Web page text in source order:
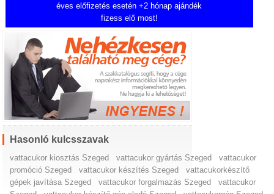
éves előfizetés esetén +2 hónap ajándék
fizess elő most!
Hasonló kulcsszavak
vattacukor kiosztás Szeged vattacukor gyártás Szeged
vattacukor
promóció Szeged
vattacukor készítés Szeged
vattacukorkészítő
gépek javítása Szeged
vattacukor forgalmazás Szeged
vattacukor